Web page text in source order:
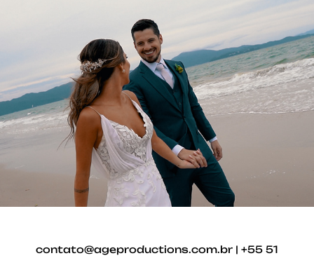
Casamento Perfeito em Jurerê
Internacional
2023
contato@ageproductions.com.br | +55 51